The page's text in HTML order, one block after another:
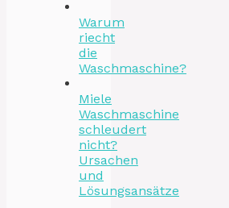
Warum
riecht
die
Waschmaschine?
Miele
Waschmaschine
schleudert
nicht?
Ursachen
und
Lösungsansätze